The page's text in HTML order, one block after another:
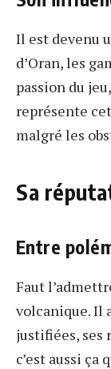
Il est devenu
d’Oran, les
passion du
représente
malgré les
Sa
Entre
Faut
volcanique. Il
justifiées, ses
c’est aussi